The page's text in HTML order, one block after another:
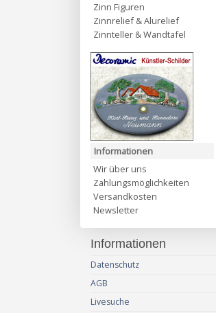
Zinn Figuren
Zinnrelief & Alurelief
Zinnteller & Wandtafel
Informationen
Wir über uns
Zahlungsmöglichkeiten
Versandkosten
Newsletter
Informationen
Datenschutz
AGB
Livesuche